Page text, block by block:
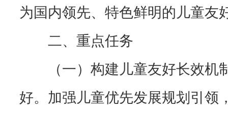
为国内领先、特色鲜明的儿童友
二、重点任务
（一）构建儿童友好长效
好。加强儿童优先发展规划引领